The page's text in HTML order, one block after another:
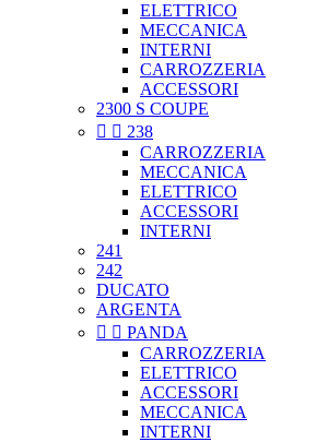
ELETTRICO
MECCANICA
INTERNI
CARROZZERIA
ACCESSORI
2300 S COUPE
  238
CARROZZERIA
MECCANICA
ELETTRICO
ACCESSORI
INTERNI
241
242
DUCATO
ARGENTA
  PANDA
CARROZZERIA
ELETTRICO
ACCESSORI
MECCANICA
INTERNI